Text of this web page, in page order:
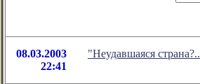
08.03.2003
22:41
"Неудавшаяся страна?..